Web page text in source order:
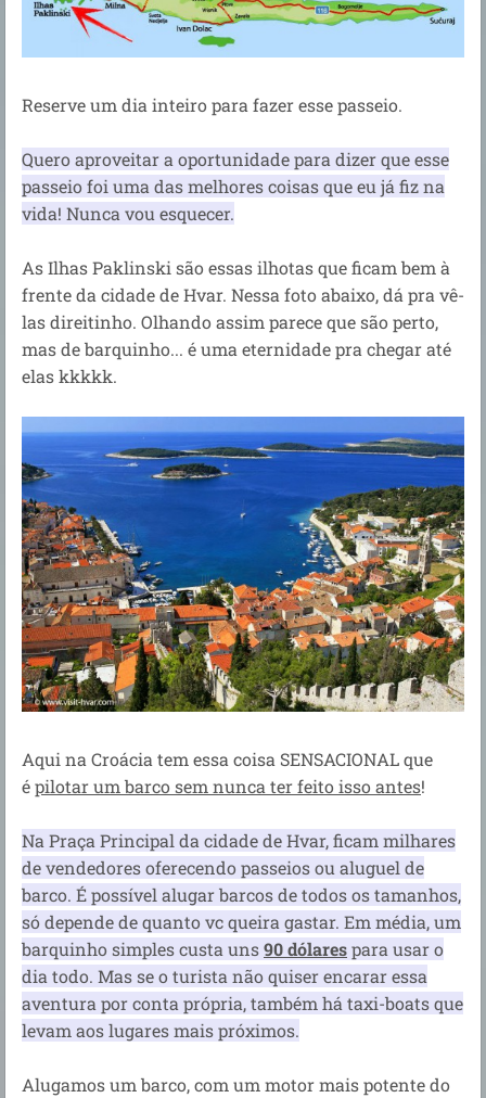
Reserve um dia inteiro para fazer esse passeio.
Quero aproveitar a oportunidade para dizer que esse
passeio foi uma das melhores coisas que eu já fiz na
vida! Nunca vou esquecer.
As Ilhas Paklinski são essas ilhotas que ficam bem à
frente da cidade de Hvar. Nessa foto abaixo, dá pra vê-
las direitinho. Olhando assim parece que são perto,
mas de barquinho... é uma eternidade pra chegar até
elas kkkkk.
Aqui na Croácia tem essa coisa SENSACIONAL que
épilotar um barco sem nunca ter feito isso antes!
Na Praça Principal da cidade de Hvar, ficam milhares
de vendedores oferecendo passeios ou aluguel de
barco. É possível alugar barcos de todos os tamanhos,
só depende de quanto vc queira gastar. Em média, um
barquinho simples custa uns90 dólarespara usar o
dia todo. Mas se o turista não quiser encarar essa
aventura por conta própria, também há taxi-boats que
levam aos lugares mais próximos.
Alugamos um barco, com um motor mais potente do